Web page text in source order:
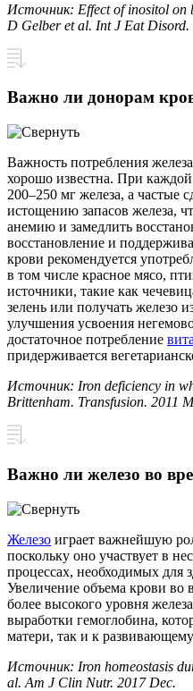
Источник: Effect of inositol on
D Gelber et al. Int J Eat Disord.
Важно ли донорам
Важность потребления
хорошо известна. При каждой
200–250 мг железа, а частые
истощению запасов железа,
анемию и замедлить
восстановление и
крови рекомендуется
в том числе красное мясо,
источники, такие как
зелень или получать железо
улучшения усвоения
достаточное потребление
придерживается
Источник: Iron deficiency in
Brittenham. Transfusion. 2011
Важно ли железо во
Железо играет важнейшую
поскольку оно участвует в
процессах, необходимых для
Увеличение объема крови во
более высокого уровня
выработки гемоглобина,
матери, так и к
Источник: Iron homeostasis
al. Am J Clin Nutr. 2017 Dec.